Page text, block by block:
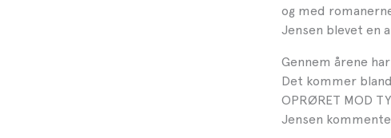
og med
Jensen blevet en
Gennem årene
Det kommer
OPRØRET MOD
Jensen